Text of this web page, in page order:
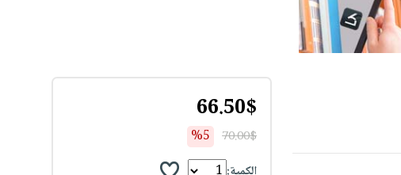
66.50$
70.00$
%5